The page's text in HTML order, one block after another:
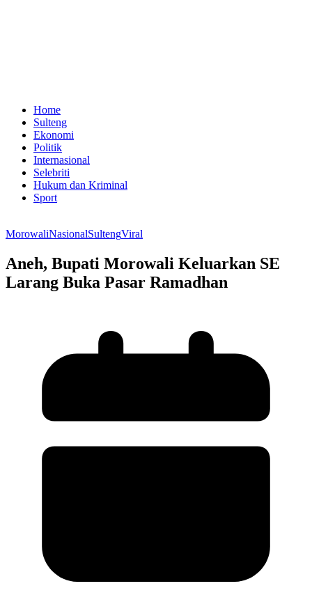
Home
Sulteng
Ekonomi
Politik
Internasional
Selebriti
Hukum dan Kriminal
Sport
MorowaliNasionalSultengViral
Aneh, Bupati Morowali Keluarkan SE
Larang Buka Pasar Ramadhan